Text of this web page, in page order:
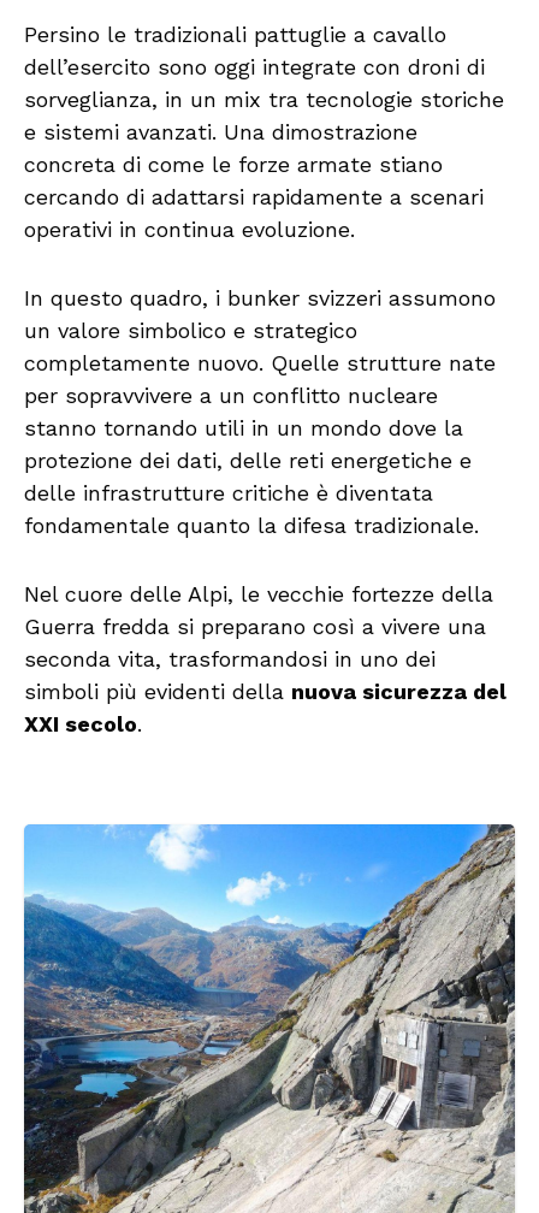
Persino le tradizionali pattuglie a cavallo
dell’esercito sono oggi integrate con droni di
sorveglianza, in un mix tra tecnologie storiche
e sistemi avanzati. Una dimostrazione
concreta di come le forze armate stiano
cercando di adattarsi rapidamente a scenari
operativi in continua evoluzione.
In questo quadro, i bunker svizzeri assumono
un valore simbolico e strategico
completamente nuovo. Quelle strutture nate
per sopravvivere a un conflitto nucleare
stanno tornando utili in un mondo dove la
protezione dei dati, delle reti energetiche e
delle infrastrutture critiche è diventata
fondamentale quanto la difesa tradizionale.
Nel cuore delle Alpi, le vecchie fortezze della
Guerra fredda si preparano così a vivere una
seconda vita, trasformandosi in uno dei
simboli più evidenti della nuova sicurezza del
XXI secolo.